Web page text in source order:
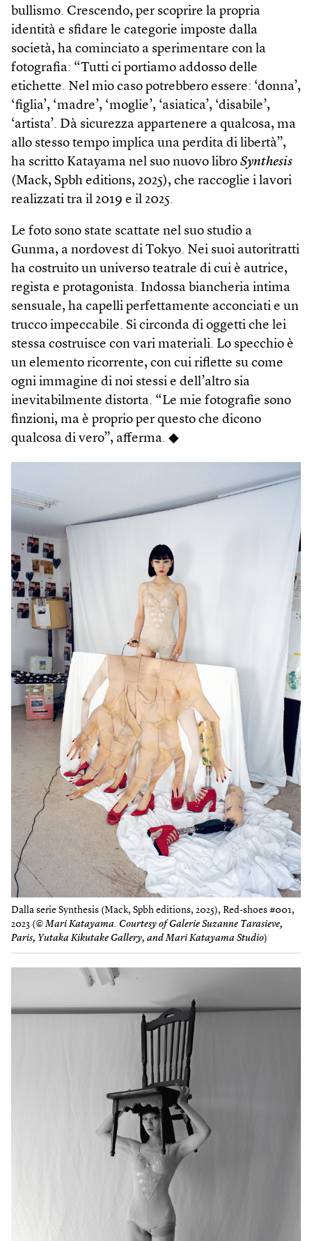
bullismo. Crescendo, per scoprire la propria
identità e sfidare le categorie imposte dalla
società, ha cominciato a sperimentare con la
fotografia: “Tutti ci portiamo addosso delle
etichette. Nel mio caso potrebbero essere: ‘donna’,
‘figlia’, ‘madre’, ‘moglie’, ‘asiatica’, ‘disabile’,
‘artista’. Dà sicurezza appartenere a qualcosa, ma
allo stesso tempo implica una perdita di libertà”,
ha scritto Katayama nel suo nuovo libro Synthesis
(Mack, Spbh editions, 2025), che raccoglie i lavori
realizzati tra il 2019 e il 2025.
Le foto sono state scattate nel suo studio a
Gunma, a nordovest di Tokyo. Nei suoi autoritratti
ha costruito un universo teatrale di cui è autrice,
regista e protagonista. Indossa biancheria intima
sensuale, ha capelli perfettamente acconciati e un
trucco impeccabile. Si circonda di oggetti che lei
stessa costruisce con vari materiali. Lo specchio è
un elemento ricorrente, con cui riflette su come
ogni immagine di noi stessi e dell’altro sia
inevitabilmente distorta. “Le mie fotografie sono
finzioni, ma è proprio per questo che dicono
qualcosa di vero”, afferma. ◆
Dalla serie Synthesis (Mack, Spbh editions, 2025), Red-shoes #001,
2023 (© Mari Katayama. Courtesy of Galerie Suzanne Tarasieve,
Paris, Yutaka Kikutake Gallery, and Mari Katayama Studio)